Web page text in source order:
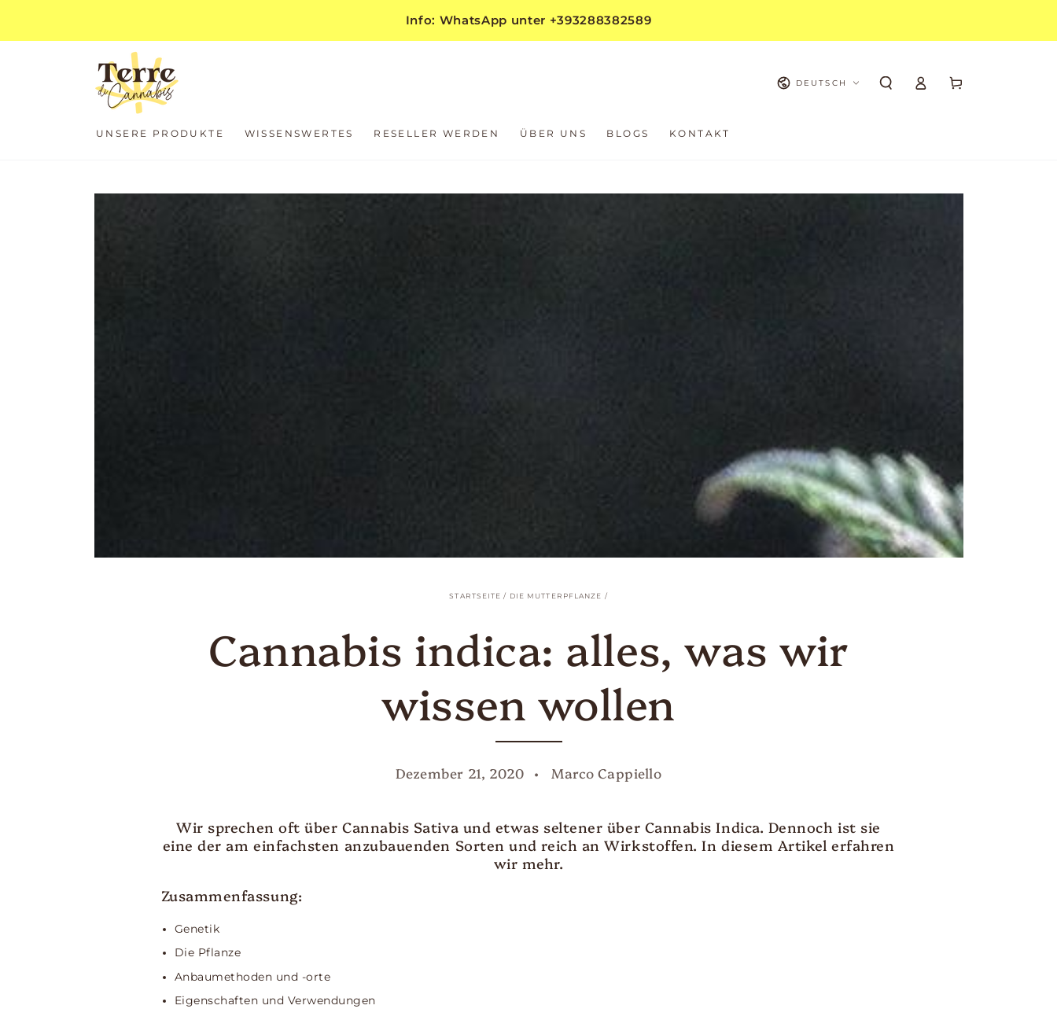
Info: WhatsApp unter +393288382589
UNSERE PRODUKTE WISSENSWERTES RESELLER WERDEN ÜBER UNS BLOGS KONTAKT
Sprache
DEUTSCH EinloggenWarenkorb
STARTSEITE / DIE MUTTERPFLANZE /
Cannabis indica: alles, was wir
wissen wollen
Dezember 21, 2020 Marco Cappiello
Wir sprechen oft über Cannabis Sativa und etwas seltener über Cannabis Indica. Dennoch ist sie
eine der am einfachsten anzubauenden Sorten und reich an Wirkstoffen. In diesem Artikel erfahren
wir mehr.
Zusammenfassung:
Genetik
Die Pflanze
Anbaumethoden und -orte
Eigenschaften und Verwendungen